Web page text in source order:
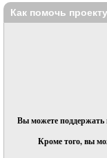
Как помочь
Вы можете поддержать
Кроме того, вы